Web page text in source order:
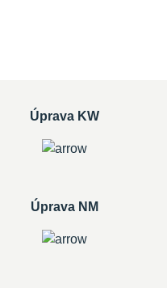
Úprava KW
Úprava NM